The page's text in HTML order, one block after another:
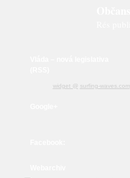
widget @ surfing-waves.com